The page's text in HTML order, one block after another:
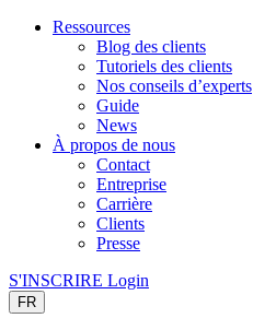
Ressources
Blog des clients
Tutoriels des clients
Nos conseils d’experts
Guide
News
À propos de nous
Contact
Entreprise
Carrière
Clients
Presse
S'INSCRIRE Login
FR